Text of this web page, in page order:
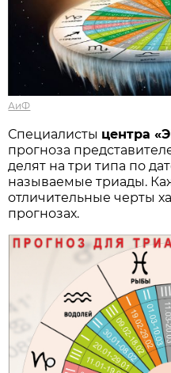
АиФ
Специалисты центра
прогноза
делят на три типа по
называемые триады.
отличительные черты
прогнозах.